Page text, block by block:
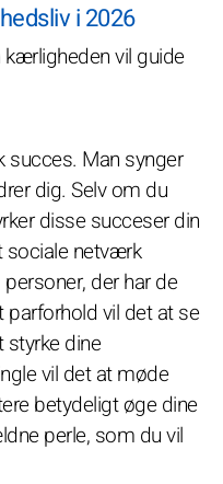
i 2026
kærligheden vil guide
succes. Man synger
dig. Selv om du
disse succeser din
sociale netværk
der har de
vil det at se
dine
vil det at møde
betydeligt øge dine
perle, som du vil